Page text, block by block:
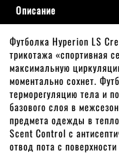
Описание
Футболка Hyperion LS
трикотажа «спортивная
максимальную
моментально сохнет.
терморегуляцию тела и
базового слоя в
предмета одежды в
Scent Control с
отвод пота с